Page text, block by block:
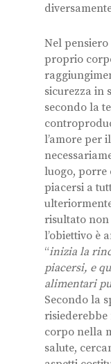
Nel pensiero
proprio
sicurezza in
secondo la
l’amore per
luogo, porre
piacersi a
risultato non
l’obiettivo è
“inizia la
piacersi, e
alimentari
Secondo la
risiederebbe
corpo nella
salute,